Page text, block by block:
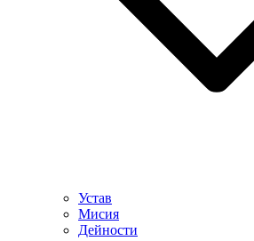
Устав
Мисия
Дейности